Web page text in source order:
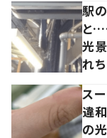
駅
と
光
れち
ス
違
の